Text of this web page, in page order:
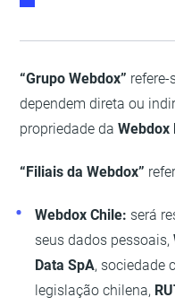
“Grupo Webdox”
dependem direta ou
propriedade daWebdox
“Filiais da Webdox”
Webdox Chile: será
seus dados pessoais,
Data SpA, sociedade
legislação chilena,